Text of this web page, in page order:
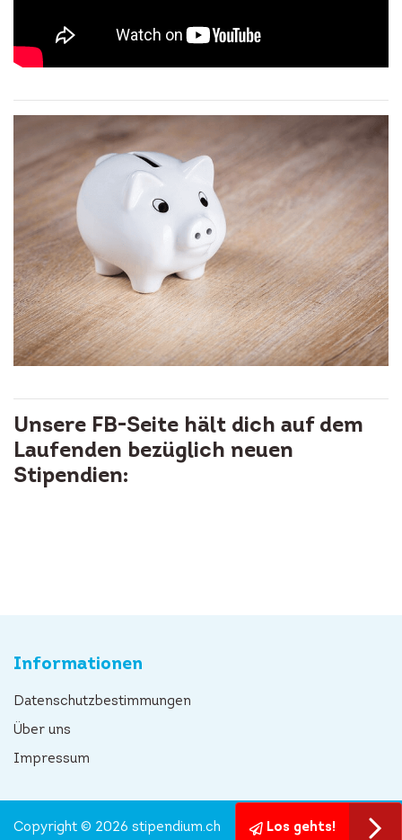
Unsere FB-Seite hält dich auf dem
Laufenden bezüglich neuen
Stipendien:
Informationen
Datenschutzbestimmungen
Über uns
Impressum
Los gehts!
Copyright © 2026 stipendium.ch